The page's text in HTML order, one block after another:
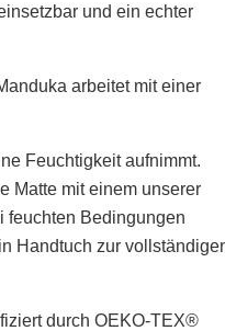
und ein echter
arbeitet mit einer
Feuchtigkeit aufnimmt.
Matte mit einem unserer
feuchten Bedingungen
Handtuch zur
durch OEKO-TEX®️